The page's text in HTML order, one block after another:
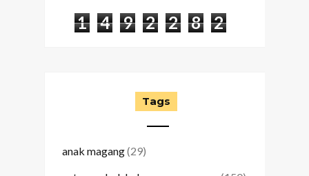
1 4 9 2 2 8 2
Tags
anak magang(29)